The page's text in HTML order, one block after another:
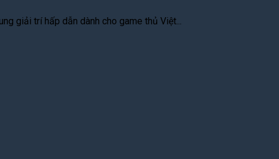
giải trí hấp dẫn dành cho game thủ Việt...